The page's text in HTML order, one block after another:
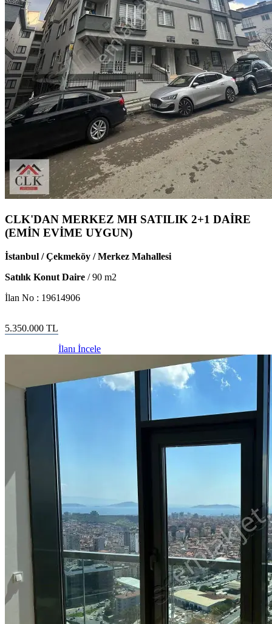
CLK'DAN MERKEZ MH SATILIK 2+1 DAİRE
(EMİN EVİME UYGUN)
İstanbul / Çekmeköy / Merkez Mahallesi
Satılık Konut Daire /90 m2
İlan No : 19614906
5.350.000 TL
İlanı İncele